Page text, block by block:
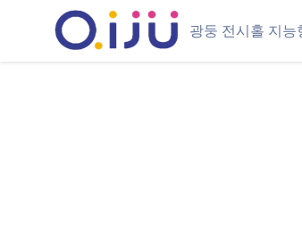
광둥 전시홀 지